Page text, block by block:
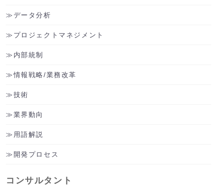
データ分析
プロジェクトマネジメント
内部統制
情報戦略/業務改革
技術
業界動向
用語解説
開発プロセス
コンサルタント